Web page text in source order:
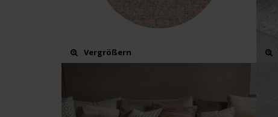
Vergrößern